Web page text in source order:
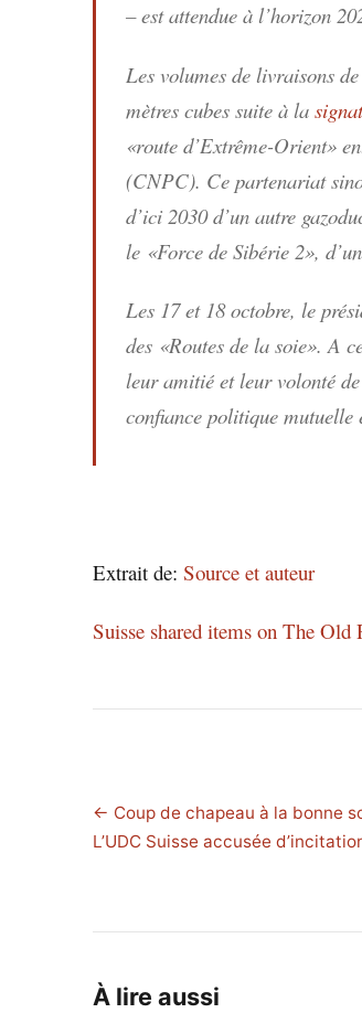
– est attendue à l’horizon
Les volumes de livraisons
mètres cubes suite à la
«route d’Extrême-Orient»
(CNPC). Ce partenariat
d’ici 2030 d’un autre
le «Force de Sibérie 2»,
Les 17 et 18 octobre, le
des «Routes de la soie». A
leur amitié et leur volonté
confiance politique mutuelle
Extrait de: Source et auteur
Suisse shared items on The Old
← Coup de chapeau à la bonne
L’UDC Suisse accusée
À lire aussi